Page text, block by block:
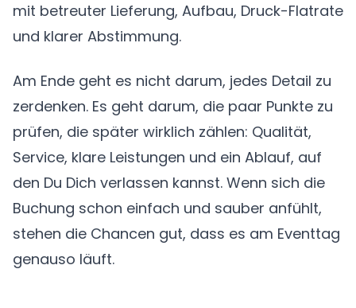
mit betreuter Lieferung, Aufbau, Druck-Flatrate
und klarer Abstimmung.
Am Ende geht es nicht darum, jedes Detail zu
zerdenken. Es geht darum, die paar Punkte zu
prüfen, die später wirklich zählen: Qualität,
Service, klare Leistungen und ein Ablauf, auf
den Du Dich verlassen kannst. Wenn sich die
Buchung schon einfach und sauber anfühlt,
stehen die Chancen gut, dass es am Eventtag
genauso läuft.